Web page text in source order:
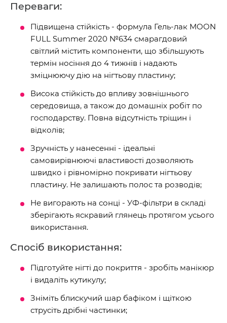
Переваги:
Підвищена стійкість - формула Гель-лак MOON
FULL Summer 2020 №634 смарагдовий
світлий містить компоненти, що збільшують
термін носіння до 4 тижнів і надають
зміцнюючу дію на нігтьову пластину;
Висока стійкість до впливу зовнішнього
середовища, а також до домашніх робіт по
господарству. Повна відсутність тріщин і
відколів;
Зручність у нанесенні - ідеальні
самовирівнюючі властивості дозволяють
швидко і рівномірно покривати нігтьову
пластину. Не залишають полос та розводів;
Не вигорають на сонці - УФ-фільтри в складі
зберігають яскравий глянець протягом усього
використання.
Спосіб використання:
Підготуйте нігті до покриття - зробіть манікюр
і видаліть кутикулу;
Зніміть блискучий шар бафіком і щіткою
струсіть дрібні частинки;